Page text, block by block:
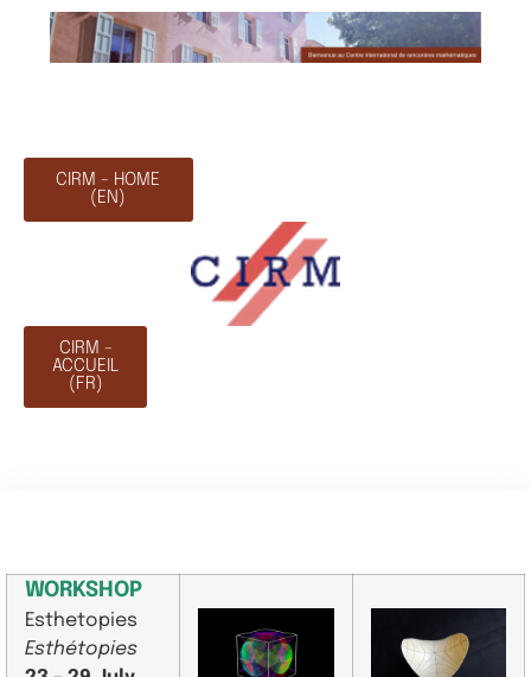
CIRM - HOME
(EN)
CIRM -
ACCUEIL
(FR)
WORKSHOP
Esthetopies
Esthétopies